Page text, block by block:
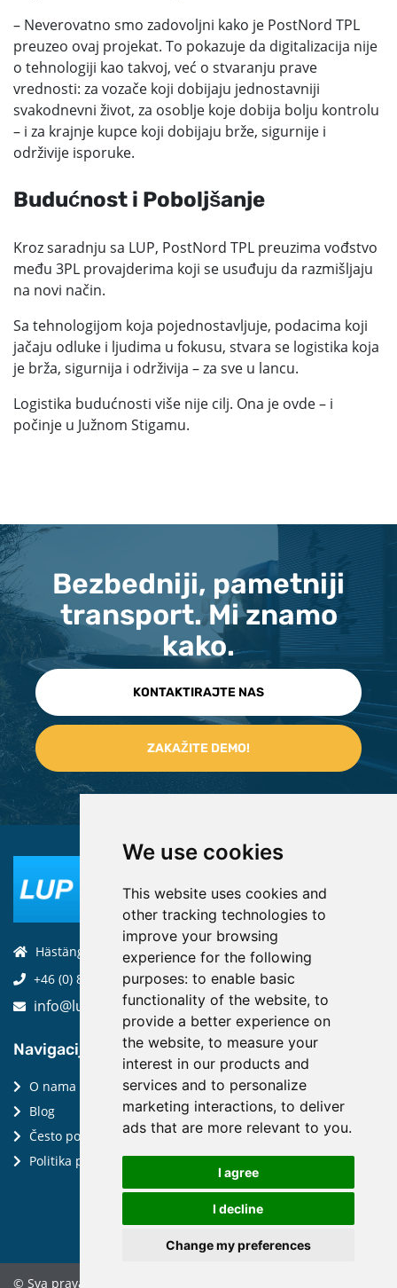
We use cookies
This website uses cookies and
other tracking technologies to
improve your browsing
experience for the following
purposes: to enable basic
functionality of the website, to
provide a better experience on
the website, to measure your
interest in our products and
services and to personalize
marketing interactions, to deliver
ads that are more relevant to you.
I agree
I decline
Change my preferences
– Neverovatno smo zadovoljni kako je PostNord TPL
preuzeo ovaj projekat. To pokazuje da digitalizacija nije
o tehnologiji kao takvoj, već o stvaranju prave
vrednosti: za vozače koji dobijaju jednostavniji
svakodnevni život, za osoblje koje dobija bolju kontrolu
– i za krajnje kupce koji dobijaju brže, sigurnije i
održivije isporuke.
Budućnost i Poboljšanje
Kroz saradnju sa LUP, PostNord TPL preuzima vođstvo
među 3PL provajderima koji se usuđuju da razmišljaju
na novi način.
Sa tehnologijom koja pojednostavljuje, podacima koji
jačaju odluke i ljudima u fokusu, stvara se logistika koja
je brža, sigurnija i održivija – za sve u lancu.
Logistika budućnosti više nije cilj. Ona je ovde – i
počinje u Južnom Stigamu.
Bezbedniji, pametniji
transport. Mi znamo
kako.
KONTAKTIRAJTE NAS
Hästängsuddsvägen 19, 184 94, Åkersberga
+46 (0) 8-970 970
info@luptechnologies.com
Navigacija:
O nama
Blog
Često postavljana pitanja
Politika privatnosti
© Sva prava zadržana